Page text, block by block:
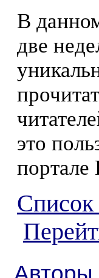
В
две
это
портале
Список